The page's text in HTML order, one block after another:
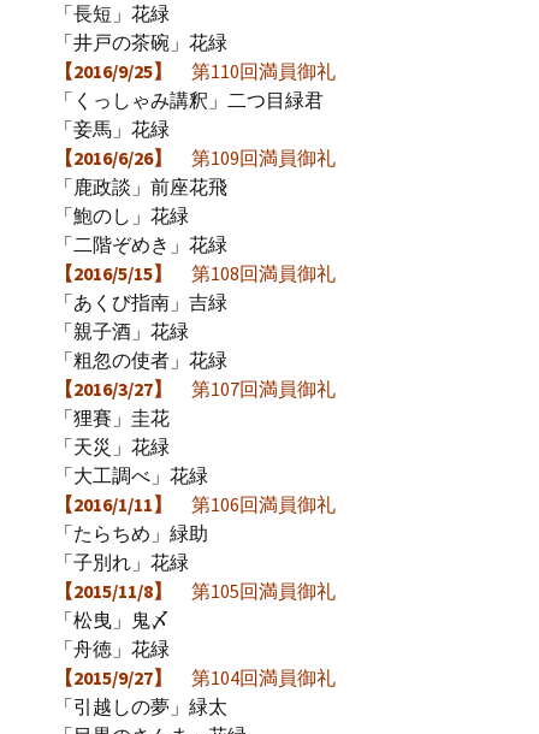
「長短」花緑
「井戸の茶碗」花緑
【2016/9/25】
第110回満員御礼
「くっしゃみ講釈」二つ目緑君
「妾馬」花緑
【2016/6/26】
第109回満員御礼
「鹿政談」前座花飛
「鮑のし」花緑
「二階ぞめき」花緑
【2016/5/15】
第108回満員御礼
「あくび指南」吉緑
「親子酒」花緑
「粗忽の使者」花緑
【2016/3/27】
第107回満員御礼
「狸賽」圭花
「天災」花緑
「大工調べ」花緑
【2016/1/11】
第106回満員御礼
「たらちめ」緑助
「子別れ」花緑
【2015/11/8】
第105回満員御礼
「松曳」鬼〆
「舟徳」花緑
【2015/9/27】
第104回満員御礼
「引越しの夢」緑太